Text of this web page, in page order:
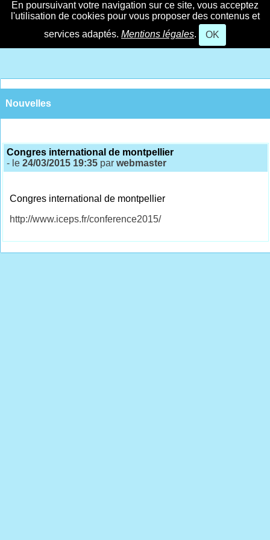
En poursuivant votre navigation sur ce site, vous acceptez
l'utilisation de cookies pour vous proposer des contenus et
services adaptés. Mentions légales. OK
Nouvelles
Congres international de montpellier
- le24/03/2015 19:35 parwebmaster
Congres international de montpellier
http://www.iceps.fr/conference2015/